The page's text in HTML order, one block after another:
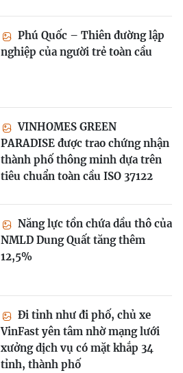
Phú Quốc – Thiên đường lập
nghiệp của người trẻ toàn cầu
VINHOMES GREEN
PARADISE được trao chứng nhận
thành phố thông minh dựa trên
tiêu chuẩn toàn cầu ISO 37122
Năng lực tồn chứa dầu thô của
NMLD Dung Quất tăng thêm
12,5%
Đi tỉnh như đi phố, chủ xe
VinFast yên tâm nhờ mạng lưới
xưởng dịch vụ có mặt khắp 34
tỉnh, thành phố